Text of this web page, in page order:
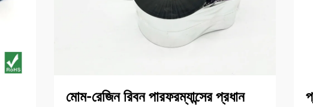
মোম-রেজিন রিবন পারফরম্যান্সের প্রধান